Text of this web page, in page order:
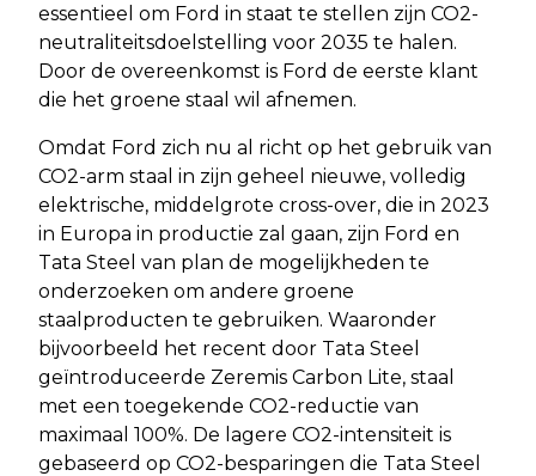
essentieel om Ford in staat te stellen zijn CO2-
neutraliteitsdoelstelling voor 2035 te halen.
Door de overeenkomst is Ford de eerste klant
die het groene staal wil afnemen.
Omdat Ford zich nu al richt op het gebruik van
CO2-arm staal in zijn geheel nieuwe, volledig
elektrische, middelgrote cross-over, die in 2023
in Europa in productie zal gaan, zijn Ford en
Tata Steel van plan de mogelijkheden te
onderzoeken om andere groene
staalproducten te gebruiken. Waaronder
bijvoorbeeld het recent door Tata Steel
geïntroduceerde Zeremis Carbon Lite, staal
met een toegekende CO2-reductie van
maximaal 100%. De lagere CO2-intensiteit is
gebaseerd op CO2-besparingen die Tata Steel